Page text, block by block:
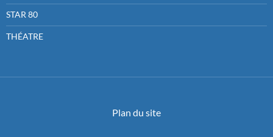
STAR 80
THÉATRE
Plan du site